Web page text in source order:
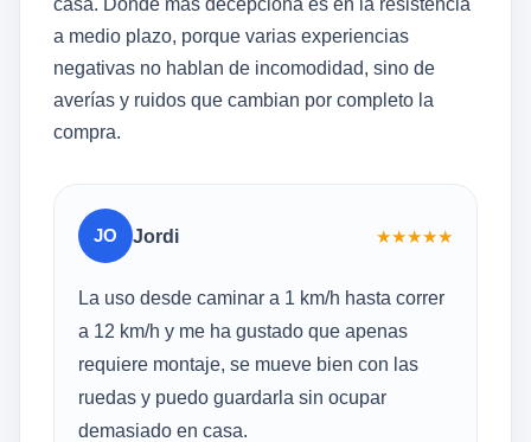
casa. Donde más decepciona es en la resistencia
a medio plazo, porque varias experiencias
negativas no hablan de incomodidad, sino de
averías y ruidos que cambian por completo la
compra.
JO Jordi ★★★★★
La uso desde caminar a 1 km/h hasta correr
a 12 km/h y me ha gustado que apenas
requiere montaje, se mueve bien con las
ruedas y puedo guardarla sin ocupar
demasiado en casa.